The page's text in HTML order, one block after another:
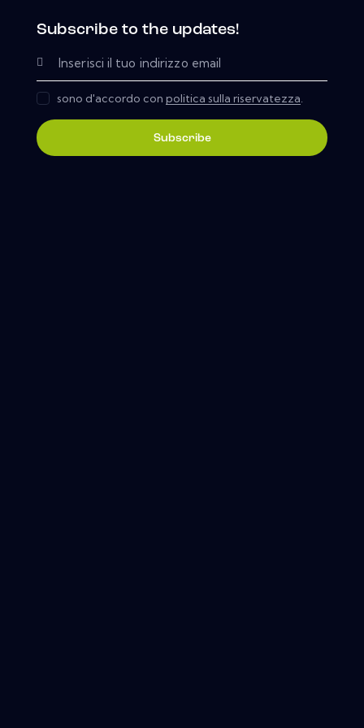
Subscribe to the updates!
Subscribe
sono d'accordo con politica sulla riservatezza.